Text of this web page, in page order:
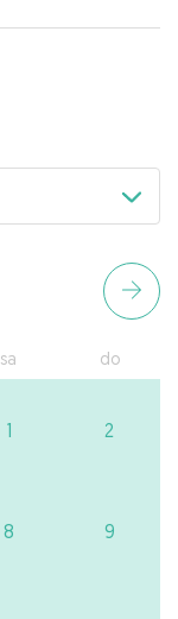
sa do
1 2
8 9